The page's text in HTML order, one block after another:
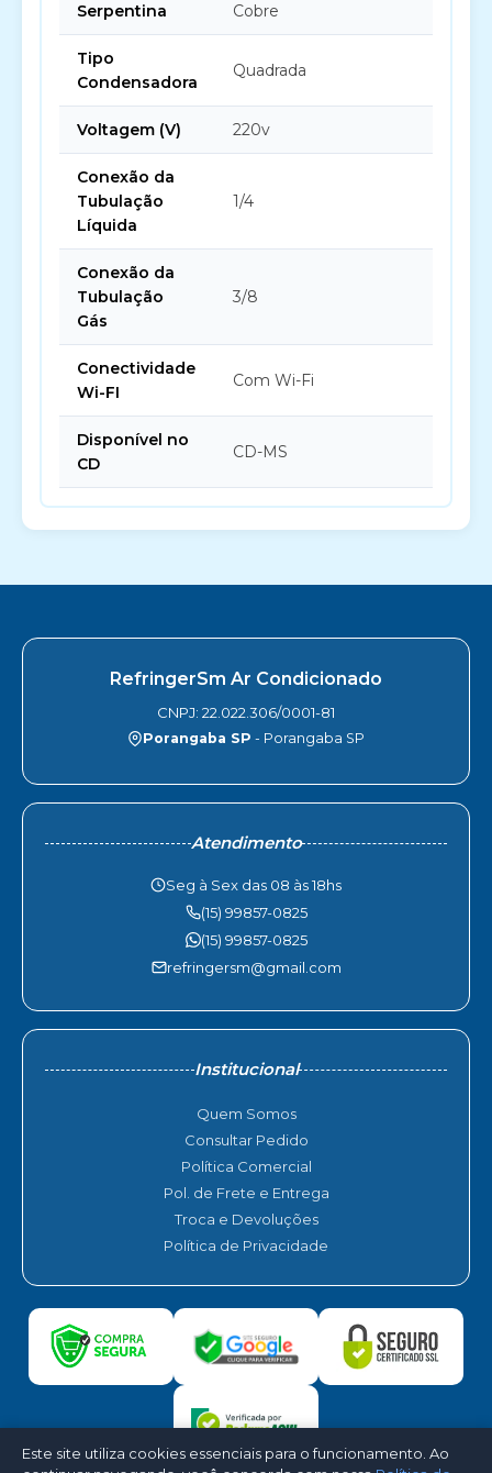
Serpentina Cobre
Tipo
Condensadora
Quadrada
Voltagem (V) 220v
Conexão da
Tubulação
Líquida
1/4
Conexão da
Tubulação
Gás
3/8
Conectividade
Wi-FI
Com Wi-Fi
Disponível no
CD
CD-MS
RefringerSm Ar Condicionado
CNPJ: 22.022.306/0001-81
Porangaba SP - Porangaba SP
Atendimento
Seg à Sex das 08 às 18hs
(15) 99857-0825
(15) 99857-0825
refringersm@gmail.com
Institucional
Quem Somos
Consultar Pedido
Política Comercial
Pol. de Frete e Entrega
Troca e Devoluções
Política de Privacidade
Este site utiliza cookies essenciais para o funcionamento. Ao